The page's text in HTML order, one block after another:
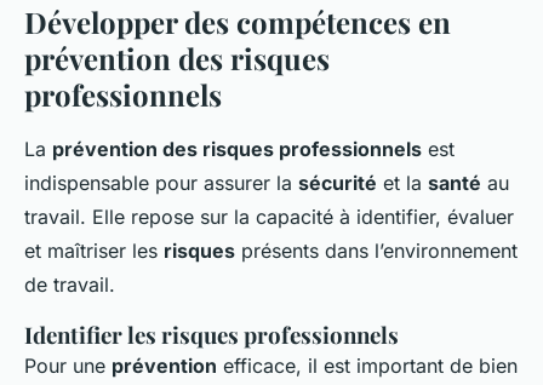
Développer des compétences en
prévention des risques
professionnels
La prévention des risques professionnels est
indispensable pour assurer la sécurité et la santé au
travail. Elle repose sur la capacité à identifier, évaluer
et maîtriser les risques présents dans l’environnement
de travail.
Identifier les risques professionnels
Pour une prévention efficace, il est important de bien